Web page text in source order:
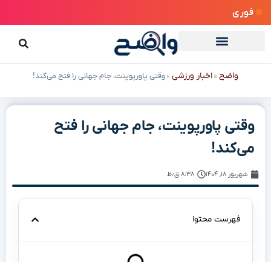
فوری
واضح »اخبار ورزشی »وقتی پاورپوینت، جام جهانی را فتح می‌کند!
وقتی پاورپوینت، جام جهانی را فتح
می‌کند!
شهریور ۱۸, ۱۴۰۴ ۸:۳۸ ق٫ظ
فهرست محتوا